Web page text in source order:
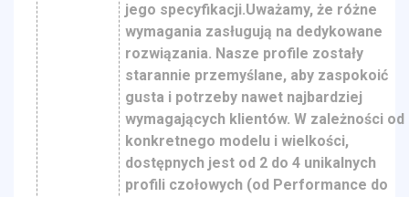
jego specyfikacji.Uważamy, że różne
wymagania zasługują na dedykowane
rozwiązania. Nasze profile zostały
starannie przemyślane, aby zaspokoić
gusta i potrzeby nawet najbardziej
wymagających klientów. W zależności od
konkretnego modelu i wielkości,
dostępnych jest od 2 do 4 unikalnych
profili czołowych (od Performance do